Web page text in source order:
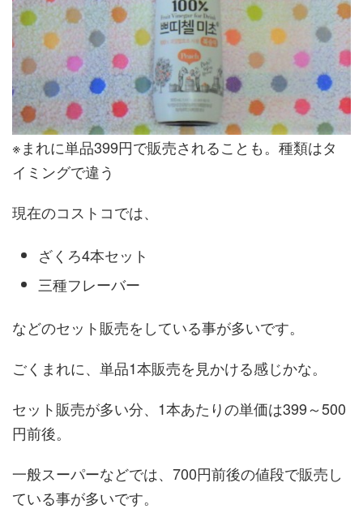
※まれに単品399円で販売されることも。種類はタ
イミングで違う
現在のコストコでは、
ざくろ4本セット
三種フレーバー
などのセット販売をしている事が多いです。
ごくまれに、単品1本販売を見かける感じかな。
セット販売が多い分、1本あたりの単価は399～500
円前後。
一般スーパーなどでは、700円前後の値段で販売し
ている事が多いです。